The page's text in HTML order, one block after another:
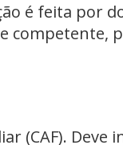
é feita por
competente,
(CAF). Deve